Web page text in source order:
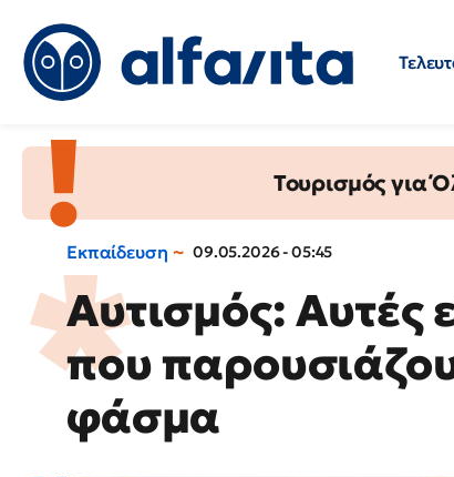
Τουρισμός για
Εκπαίδευση 09.05.2026 - 05:45
Αυτισμός: Αυτές
που
φάσμα